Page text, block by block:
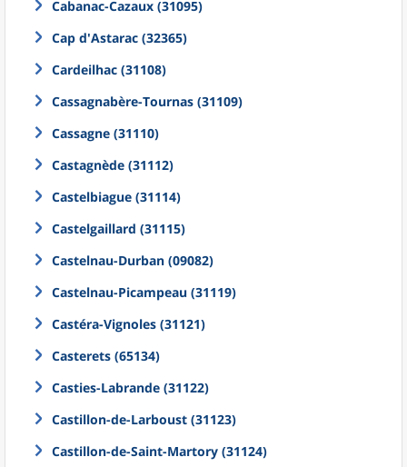
Cabanac-Cazaux (31095)
Cap d'Astarac (32365)
Cardeilhac (31108)
Cassagnabère-Tournas (31109)
Cassagne (31110)
Castagnède (31112)
Castelbiague (31114)
Castelgaillard (31115)
Castelnau-Durban (09082)
Castelnau-Picampeau (31119)
Castéra-Vignoles (31121)
Casterets (65134)
Casties-Labrande (31122)
Castillon-de-Larboust (31123)
Castillon-de-Saint-Martory (31124)